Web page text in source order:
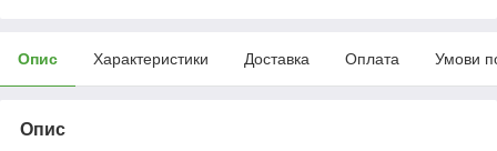
Опис Характеристики Доставка Оплата Умови
Опис